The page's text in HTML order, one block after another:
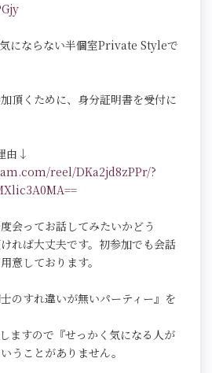
にならない半個室Private Styleで
頂くために、身分証明書を受付に
由↓
reel/DKa2jd8zPPr/?
会ってお話してみたいかどう
れば大丈夫です。初参加でも会話
意しております。
のすれ違いが無いパーティー』を
ますので『せっかく気になる人が
うことがありません。